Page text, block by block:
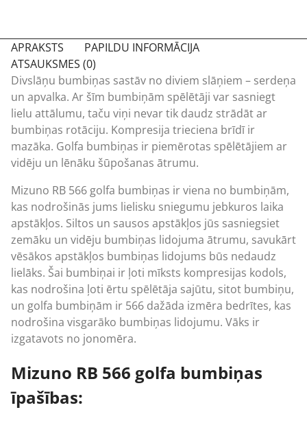
APRAKSTS
PAPILDU INFORMĀCIJA
ATSAUKSMES (0)
Divslāņu bumbiņas sastāv no diviem slāņiem – serdeņa
un apvalka. Ar šīm bumbiņām spēlētāji var sasniegt
lielu attālumu, taču viņi nevar tik daudz strādāt ar
bumbiņas rotāciju. Kompresija trieciena brīdī ir
mazāka. Golfa bumbiņas ir piemērotas spēlētājiem ar
vidēju un lēnāku šūpošanas ātrumu.
Mizuno RB 566 golfa bumbiņas ir viena no bumbiņām,
kas nodrošinās jums lielisku sniegumu jebkuros laika
apstākļos. Siltos un sausos apstākļos jūs sasniegsiet
zemāku un vidēju bumbiņas lidojuma ātrumu, savukārt
vēsākos apstākļos bumbiņas lidojums būs nedaudz
lielāks. Šai bumbiņai ir ļoti mīksts kompresijas kodols,
kas nodrošina ļoti ērtu spēlētāja sajūtu, sitot bumbiņu,
un golfa bumbiņām ir 566 dažāda izmēra bedrītes, kas
nodrošina visgarāko bumbiņas lidojumu. Vāks ir
izgatavots no jonomēra.
Mizuno RB 566 golfa bumbiņas
īpašības: